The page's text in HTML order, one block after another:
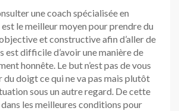
une coach spécialisée en
le meilleur moyen pour prendre du
et constructive afin d’aller de
est difficile d’avoir une manière de
honnête. Le but n’est pas de vous
doigt ce qui ne va pas mais plutôt
sous un autre regard. De cette
les meilleures conditions pour